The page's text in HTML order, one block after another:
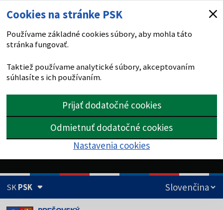
Cookies na stránke PSK
Používame základné cookies súbory, aby mohla táto
stránka fungovať.
Taktiež používame analytické súbory, akceptovaním
súhlasíte s ich používaním.
Prijať dodatočné cookies
Odmietnuť dodatočné cookies
Nastavenia cookies
SKPSK